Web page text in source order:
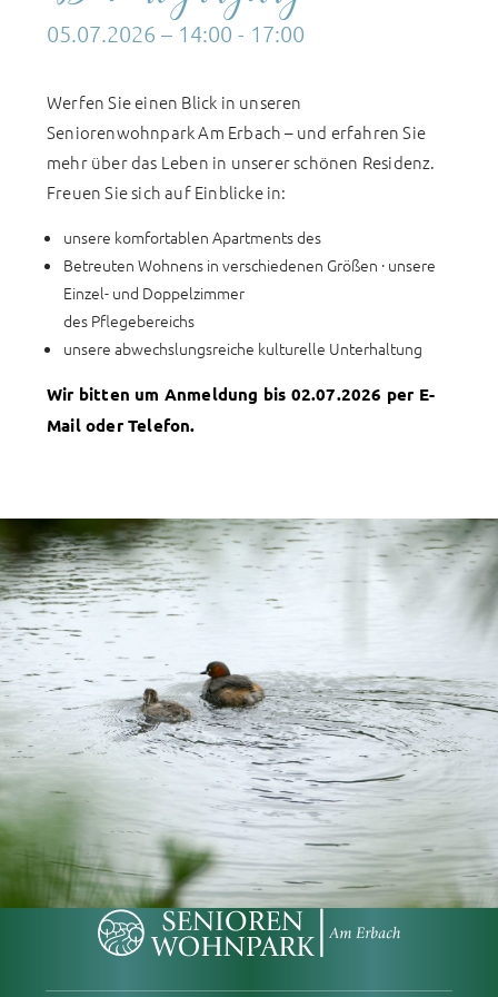
05.07.2026 – 14:00 - 17:00
Werfen Sie einen Blick in unseren
Seniorenwohnpark Am Erbach – und erfahren Sie
mehr über das Leben in unserer schönen Residenz.
Freuen Sie sich auf Einblicke in:
unsere komfortablen Apartments des
Betreuten Wohnens in verschiedenen Größen · unsere
Einzel- und Doppelzimmer
des Pflegebereichs
unsere abwechslungsreiche kulturelle Unterhaltung
Wir bitten um Anmeldung bis 02.07.2026 per E-
Mail oder Telefon.